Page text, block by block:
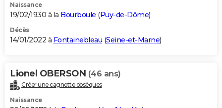
Naissance
19/02/1930 à la Bourboule (Puy-de-Dôme)
Décès
14/01/2022 à Fontainebleau (Seine-et-Marne)
Lionel OBERSON (46 ans)
Créer une cagnotte obsèques
Naissance